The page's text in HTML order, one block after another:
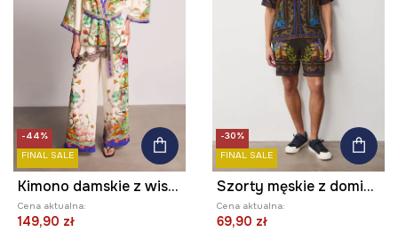
-44%
FINAL SALE
Kimono damskie z wiskozą z kolekcji Kit Mizeres x Medicine
Cena aktualna:
149,90 zł
-30%
FINAL SALE
Szorty męskie z domieszką lnu z kolekcji Ilona Tambor x Medicine
Cena aktualna:
69,90 zł